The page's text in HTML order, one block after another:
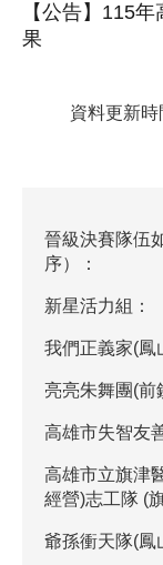
【公告】115
果
資料更新
晉級決賽隊伍
序）：
新星活力組：
我們正義家(鳳
亮亮朱舞團(前
高雄市失智友
高雄市立旗津
經營)志工隊 (
爺孫衝天隊(鳳